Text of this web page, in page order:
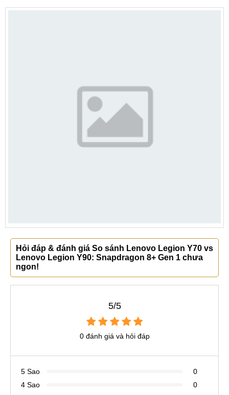
Hỏi đáp & đánh giá So sánh Lenovo Legion Y70 vs
Lenovo Legion Y90: Snapdragon 8+ Gen 1 chưa
ngon!
5/5
0 đánh giá và hỏi đáp
5 Sao
0
4 Sao
0